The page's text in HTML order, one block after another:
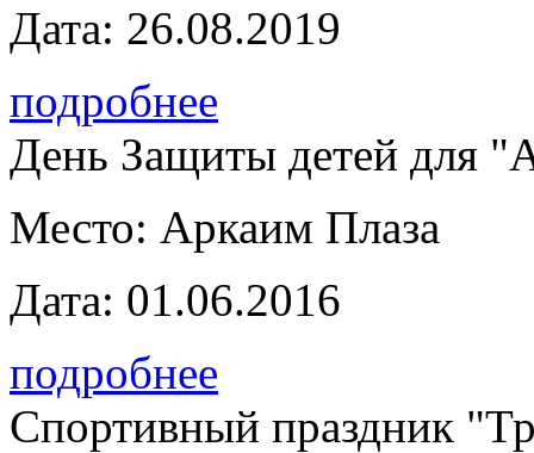
Дата: 26.08.2019
подробнее
День Защиты детей для
Место: Аркаим Плаза
Дата: 01.06.2016
подробнее
Спортивный праздник